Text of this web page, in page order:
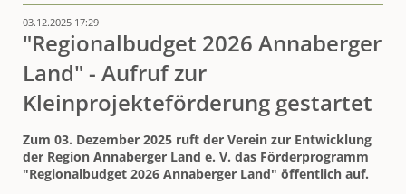
Weihnacht
herzliche
Grüße
und
Wünsche
zum
03.12.2025 17:29
"Regionalbudget 2026 Annaberger
Land" - Aufruf zur
Kleinprojekteförderung gestartet
Zum 03. Dezember 2025 ruft der Verein zur Entwicklung
der Region Annaberger Land e. V. das Förderprogramm
"Regionalbudget 2026 Annaberger Land" öffentlich auf.